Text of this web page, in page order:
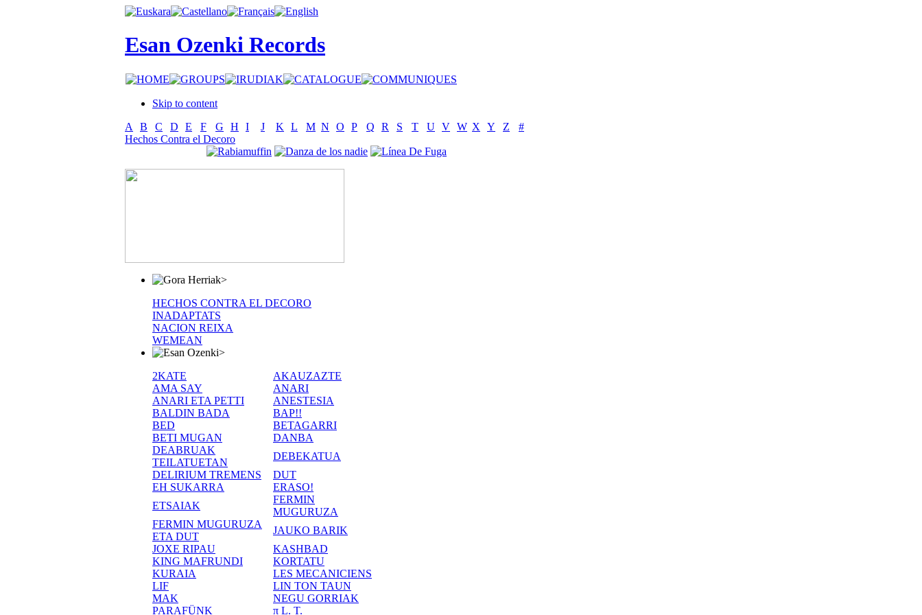
Esan Ozenki Records
Skip to content
A
B C D E F G H I J K L M N O P Q R S T U V W X Y Z
#
Hechos Contra el Decoro
>
HECHOS CONTRA EL DECORO
INADAPTATS
NACION REIXA
WEMEAN
>
2KATE
AKAUZAZTE
AMA SAY
ANARI
ANARI ETA PETTI
ANESTESIA
BALDIN BADA
BAP!!
BED
BETAGARRI
BETI MUGAN
DANBA
DEABRUAK
TEILATUETAN
DEBEKATUA
DELIRIUM TREMENS
DUT
EH SUKARRA
ERASO!
ETSAIAK
FERMIN
MUGURUZA
FERMIN MUGURUZA
ETA DUT
JAUKO BARIK
JOXE RIPAU
KASHBAD
KING MAFRUNDI
KORTATU
KURAIA
LES MECANICIENS
LIF
LIN TON TAUN
MAK
NEGU GORRIAK
PARAFÜNK
π L. T.